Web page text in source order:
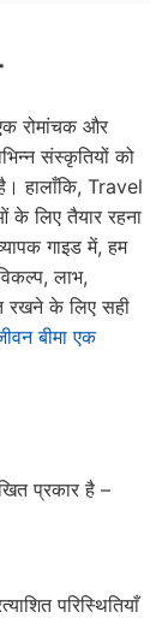
रोमांचक और
संस्कृतियों को
हालाँकि, Travel
लिए तैयार रहना
गाइड में, हम
लाभ,
रखने के लिए सही
बीमा एक
प्रकार है –
परिस्थितियाँ